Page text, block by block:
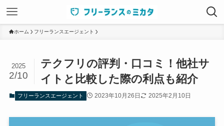
ホーム フリーランスエージェント
テクフリの評判・口コミ！他社サ
イトと比較した際の利点も紹介
2025
2/10
フリーランスエージェント 2023年10月26日 2025年2月10日